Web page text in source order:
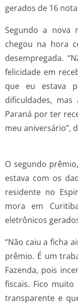
gerados de 16
Segundo a nova
chegou na hora
desempregada.
felicidade em
que eu estava
dificuldades,
Paraná por ter
meu aniversário”,
O segundo
estava com os
residente no
mora em
eletrônicos
“Não caiu a ficha
prêmio. É um
Fazenda, pois
fiscais. Fico
transparente e